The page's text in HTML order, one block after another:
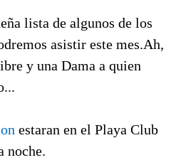
lista de algunos de los
asistir este mes.Ah,
y una Dama a quien
estaran en el Playa Club
noche.